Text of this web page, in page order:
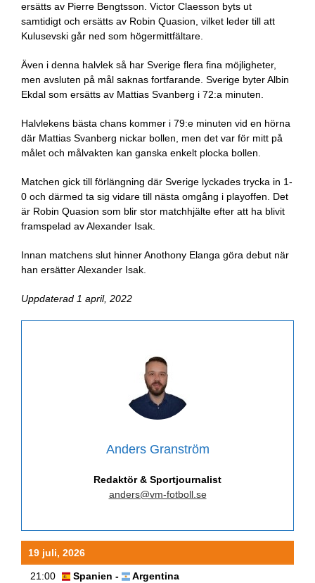
ersätts av Pierre Bengtsson. Victor Claesson byts ut
samtidigt och ersätts av Robin Quasion, vilket leder till att
Kulusevski går ned som högermittfältare.
Även i denna halvlek så har Sverige flera fina möjligheter,
men avsluten på mål saknas fortfarande. Sverige byter Albin
Ekdal som ersätts av Mattias Svanberg i 72:a minuten.
Halvlekens bästa chans kommer i 79:e minuten vid en hörna
där Mattias Svanberg nickar bollen, men det var för mitt på
målet och målvakten kan ganska enkelt plocka bollen.
Matchen gick till förlängning där Sverige lyckades trycka in 1-
0 och därmed ta sig vidare till nästa omgång i playoffen. Det
är Robin Quasion som blir stor matchhjälte efter att ha blivit
framspelad av Alexander Isak.
Innan matchens slut hinner Anothony Elanga göra debut när
han ersätter Alexander Isak.
Uppdaterad 1 april, 2022
Anders Granström
Redaktör & Sportjournalist
anders@vm-fotboll.se
19 juli, 2026
21:00 Spanien - Argentina